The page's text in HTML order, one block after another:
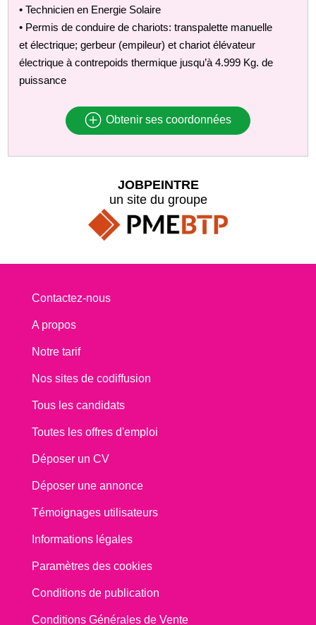
• Technicien en Energie Solaire
• Permis de conduire de chariots: transpalette manuelle
et électrique; gerbeur (empileur) et chariot élévateur
électrique à contrepoids thermique jusqu’à 4.999 Kg. de
puissance
Obtenir ses coordonnées
JOBPEINTRE
un site du groupe
Contactez-nous
A propos
Notre tarif
Nos sites de codiffusion
Tous les candidats
Toutes les offres d'emploi
Déposer un CV
Déposer une annonce
Témoignages utilisateurs
Informations légales
Paramètres des cookies
Conditions de publication
Conditions Générales de Vente